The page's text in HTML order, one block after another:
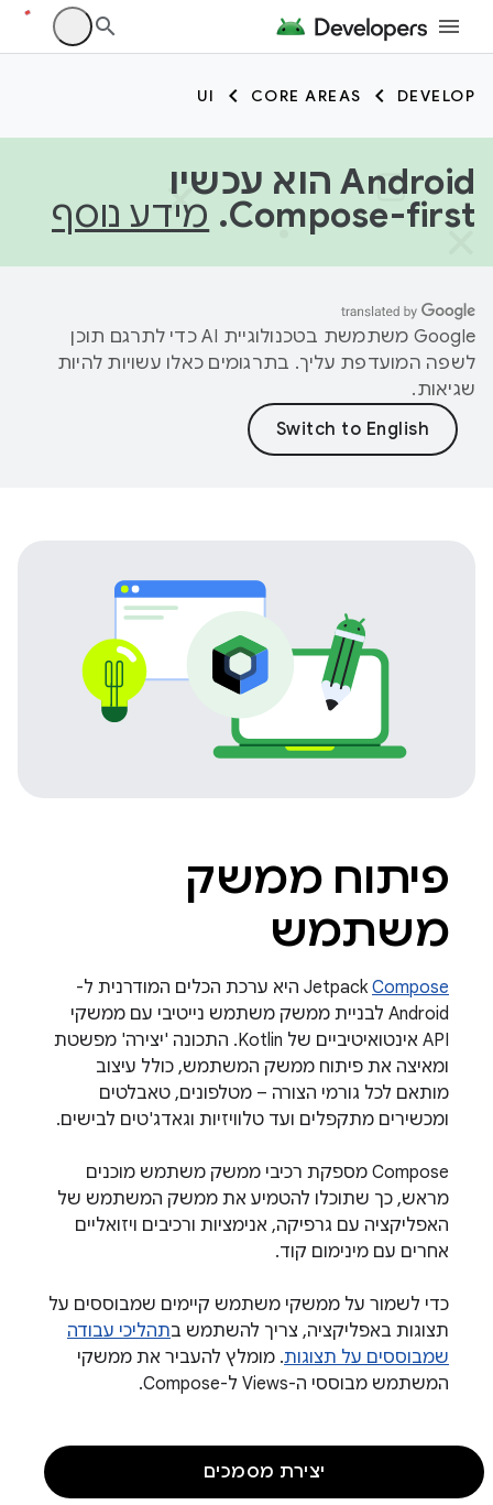
DEVELOP
CORE AREAS
UI
‫Android הוא עכשיו
Compose-first. מידע נוסף
‫Google משתמשת בטכנולוגיית AI כדי לתרגם תוכן
לשפה המועדפת עליך. בתרגומים כאלו עשויות להיות
שגיאות.
פיתוח ממשק
משתמש
‫Jetpack Compose
היא ערכת הכלים המודרנית ל-
Android לבניית ממשק משתמש נייטיבי עם ממשקי
API אינטואיטיביים של Kotlin. התכונה 'יצירה' מפשטת
ומאיצה את פיתוח ממשק המשתמש, כולל עיצוב
מותאם לכל גורמי הצורה – מטלפונים, טאבלטים
ומכשירים מתקפלים ועד טלוויזיות וגאדג'טים לבישים.‫
Compose מספקת רכיבי ממשק משתמש מוכנים
מראש, כך שתוכלו להטמיע את ממשק המשתמש של
האפליקציה עם גרפיקה, אנימציות ורכיבים ויזואליים
אחרים עם מינימום קוד.
כדי לשמור על ממשקי משתמש קיימים שמבוססים על
תצוגות באפליקציה, צריך להשתמש בתהליכי עבודה
שמבוססים על תצוגות. מומלץ להעביר את ממשקי
המשתמש מבוססי ה-Views ל-Compose.
יצירת מסמכים